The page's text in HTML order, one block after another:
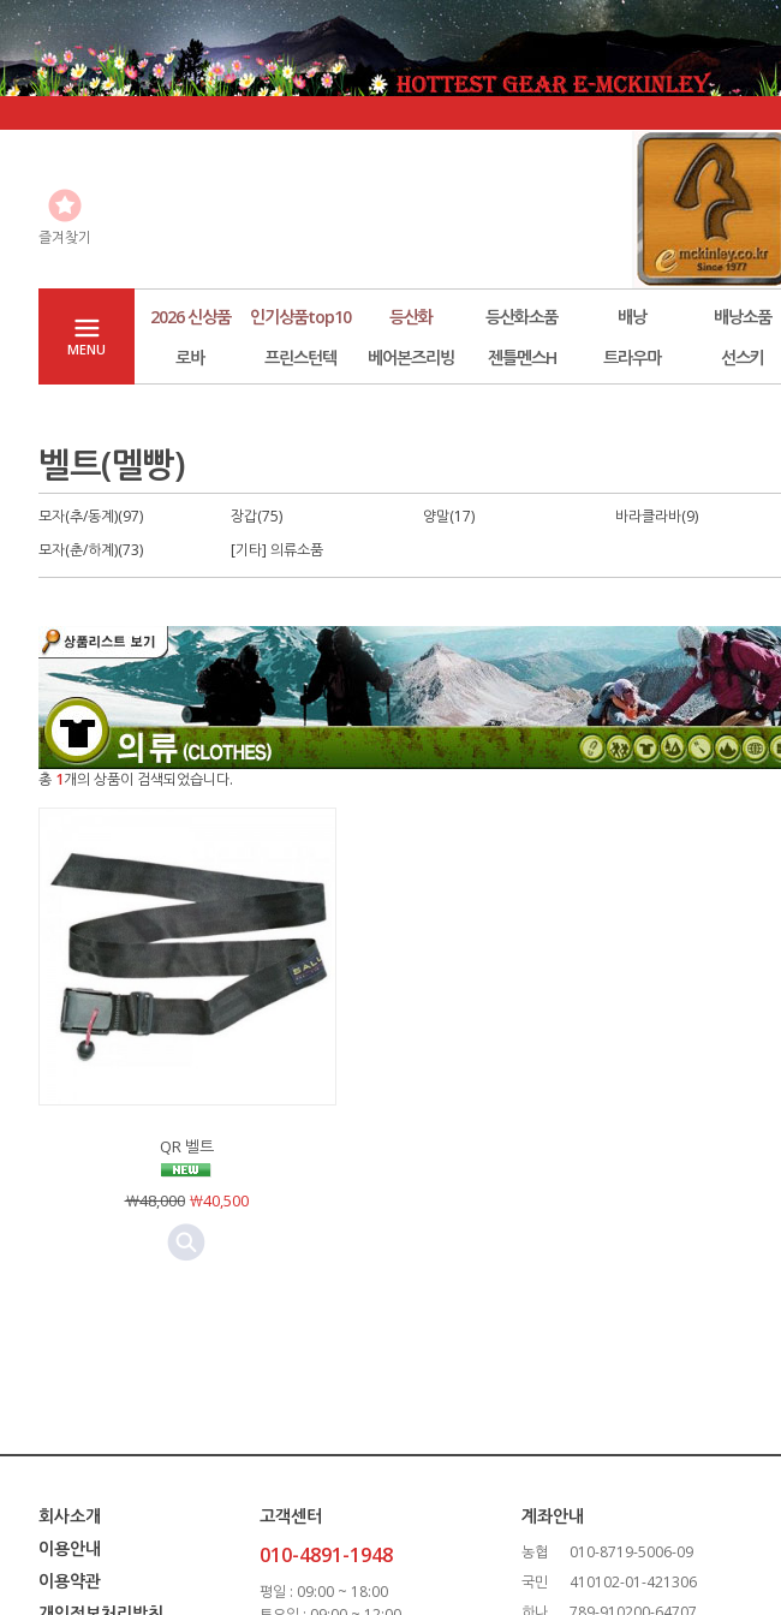
즐겨찾기
MENU
2026 신상품 인기상품top10 등산화 등산화소품 배낭 배낭소품
로바
프린스턴텍 베어본즈리빙 젠틀멘스H 트라우마 선스키
벨트(멜빵)
모자(추/동계)(97) 장갑(75) 양말(17) 바라클라바(9)
모자(춘/하계)(73)
[기타] 의류소품
총 1개의 상품이 검색되었습니다.
QR 벨트
￦48,000￦40,500
회사소개
이용안내
이용약관
고객센터
010-4891-1948
평일 : 09:00 ~ 18:00
계좌안내
농협
010-8719-5006-09
국민
410102-01-421306